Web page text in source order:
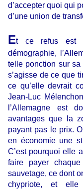
d’accepter quoi qui
d’une union de
Et ce refus est
démographie,
telle ponction sur sa
s’agisse de ce que
ce qu’elle devrait
Jean-Luc
l’Allemagne est
avantages que la
payant pas le prix.
en économie une
C’est pourquoi elle
faire payer
sauvetage, ce dont
chypriote, et